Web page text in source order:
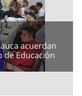
acuerdan
Educación